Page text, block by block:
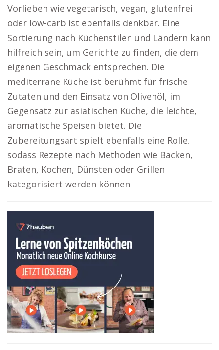
Vorlieben wie vegetarisch, vegan, glutenfrei
oder low-carb ist ebenfalls denkbar. Eine
Sortierung nach Küchenstilen und Ländern kann
hilfreich sein, um Gerichte zu finden, die dem
eigenen Geschmack entsprechen. Die
mediterrane Küche ist berühmt für frische
Zutaten und den Einsatz von Olivenöl, im
Gegensatz zur asiatischen Küche, die leichte,
aromatische Speisen bietet. Die
Zubereitungsart spielt ebenfalls eine Rolle,
sodass Rezepte nach Methoden wie Backen,
Braten, Kochen, Dünsten oder Grillen
kategorisiert werden können.